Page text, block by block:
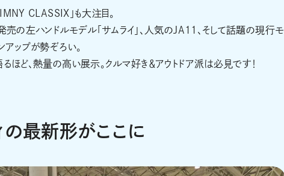
CLASSIX」も大注目。
左ハンドルモデル「サムライ」、人気のJA11、そして話題の現行モ
アップが勢ぞろい。
るほど、熱量の高い展示。クルマ好き＆アウトドア派は必見です！
の最新形がここに